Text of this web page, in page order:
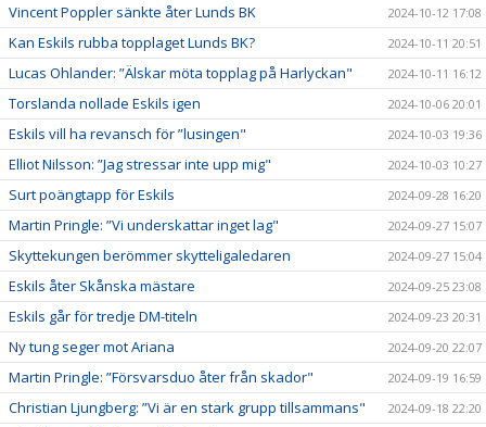
Vincent Poppler sänkte åter Lunds BK 2024-10-12 17:08
Kan Eskils rubba topplaget Lunds BK? 2024-10-11 20:51
Lucas Ohlander: ”Älskar möta topplag på Harlyckan" 2024-10-11 16:12
Torslanda nollade Eskils igen 2024-10-06 20:01
Eskils vill ha revansch för ”lusingen" 2024-10-03 19:36
Elliot Nilsson: ”Jag stressar inte upp mig" 2024-10-03 10:27
Surt poängtapp för Eskils 2024-09-28 16:20
Martin Pringle: ”Vi underskattar inget lag" 2024-09-27 15:07
Skyttekungen berömmer skytteligaledaren 2024-09-27 15:04
Eskils åter Skånska mästare 2024-09-25 23:08
Eskils går för tredje DM-titeln 2024-09-23 20:31
Ny tung seger mot Ariana 2024-09-20 22:07
Martin Pringle: ”Försvarsduo åter från skador" 2024-09-19 16:59
Christian Ljungberg: ”Vi är en stark grupp tillsammans" 2024-09-18 22:20